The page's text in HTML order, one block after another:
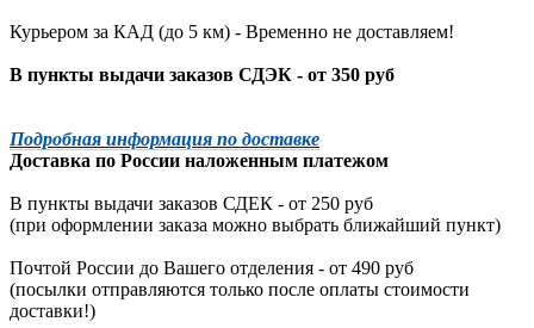
Курьером за КАД (до 5 км) - Временно не доставляем!
В пункты выдачи заказов СДЭК - от 350 руб
Подробная информация по доставке
Доставка по России наложенным платежом
В пункты выдачи заказов СДЕК - от 250 руб
(при оформлении заказа можно выбрать ближайший пункт)
Почтой России до Вашего отделения - от 490 руб
(посылки отправляются только после оплаты стоимости
доставки!)